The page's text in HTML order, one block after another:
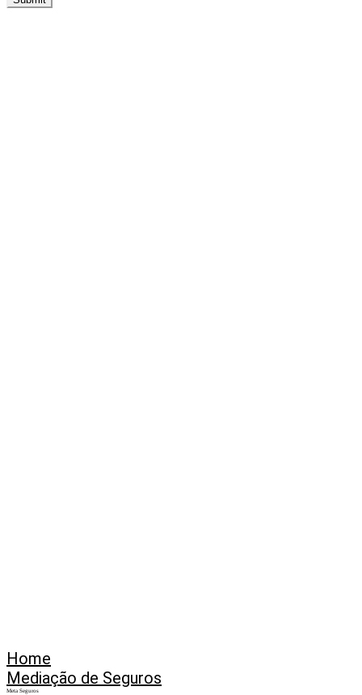
Home
Mediação de Seguros
Meta Seguros